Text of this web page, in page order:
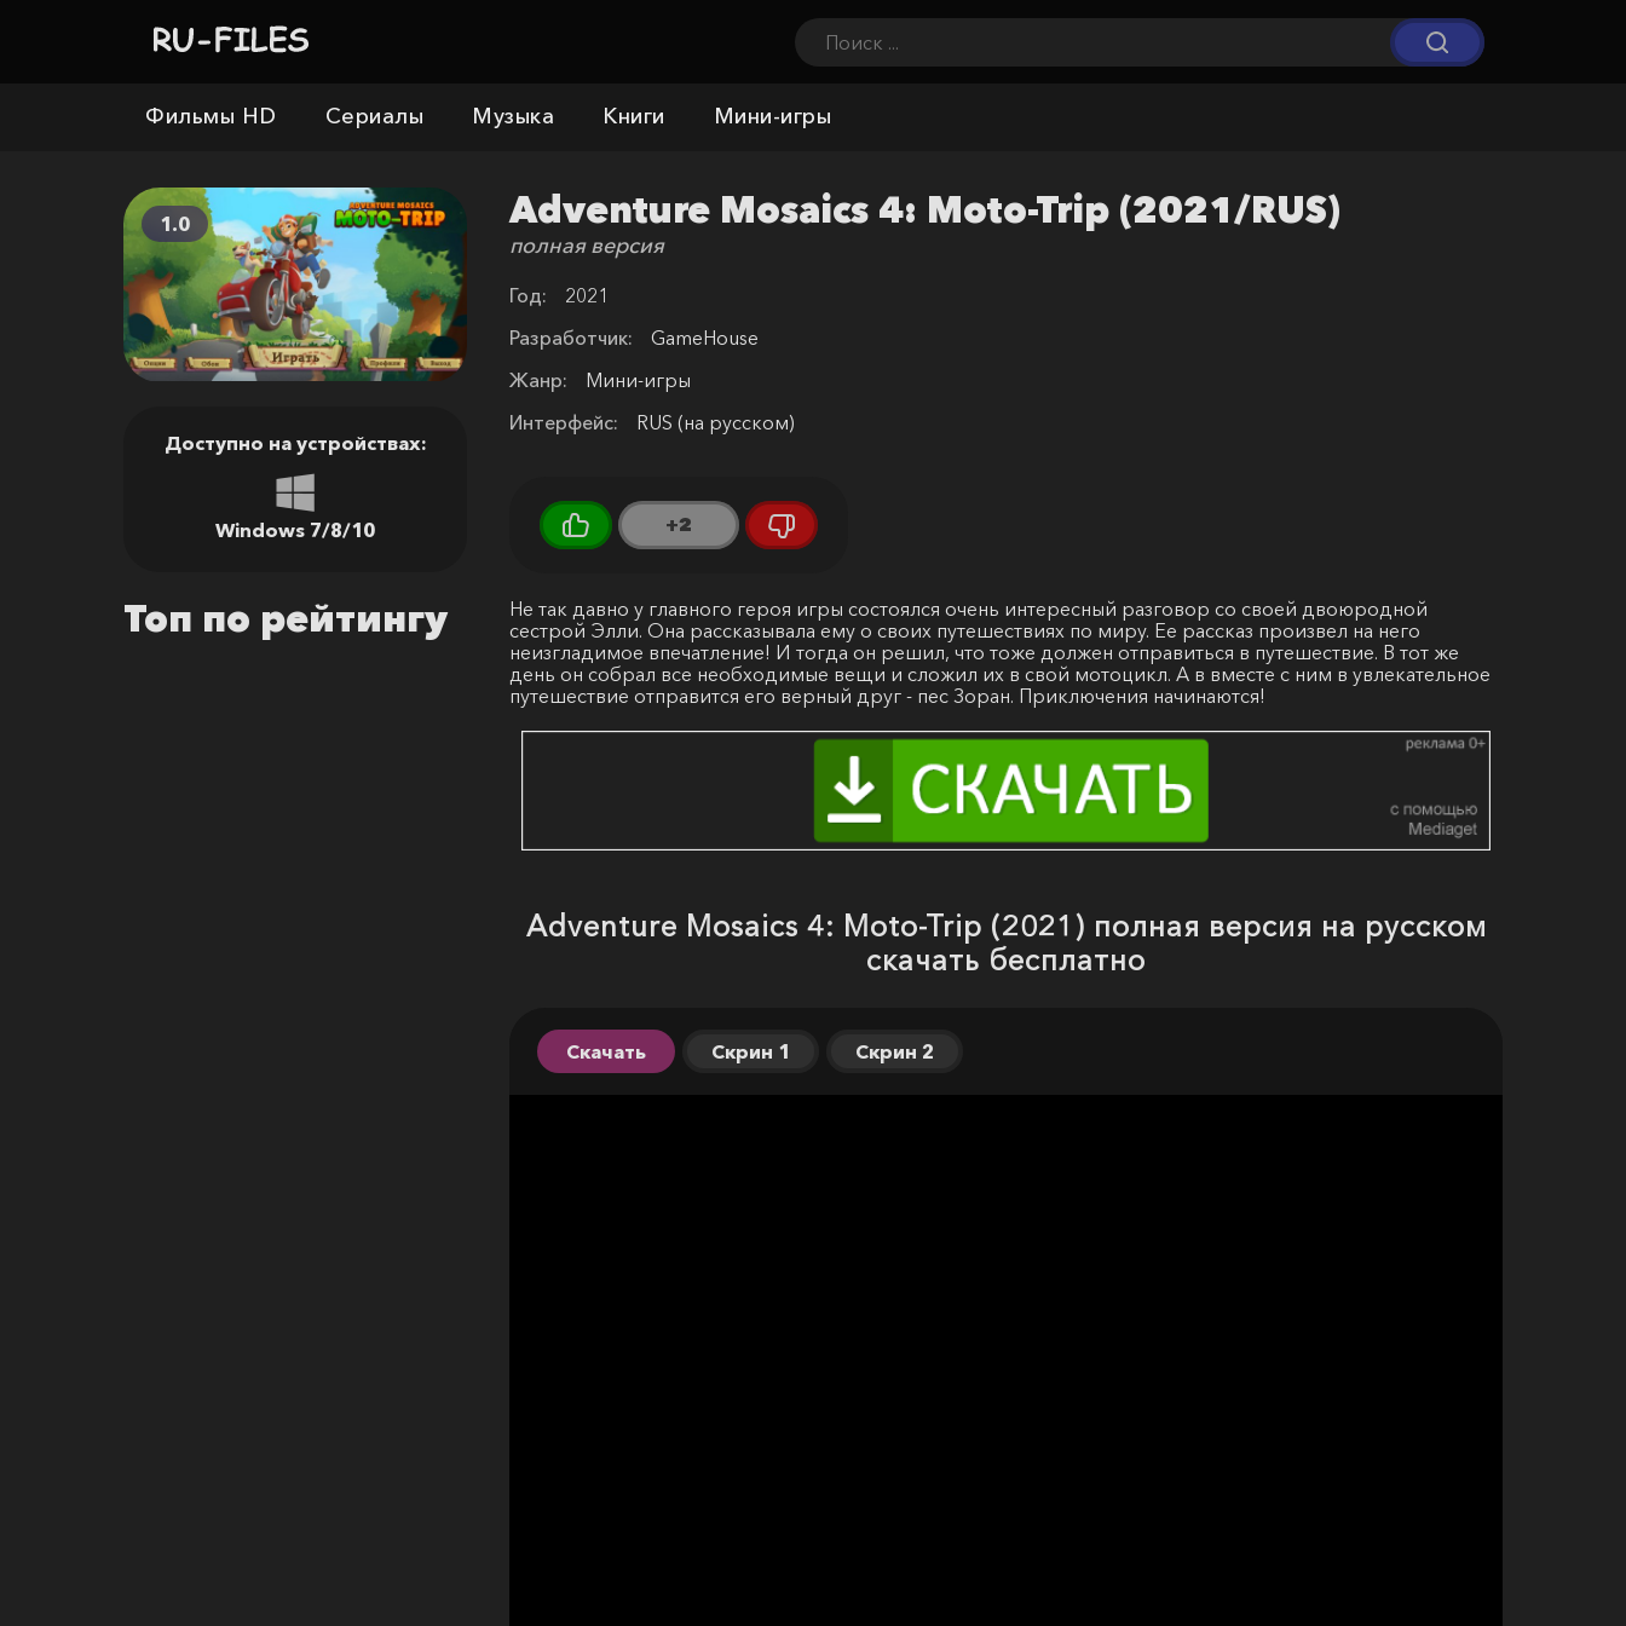
Фильмы HD Сериалы Музыка Книги Мини-игры
Adventure Mosaics 4: Moto-Trip (2021/RUS)
полная версия
Год:
2021
Разработчик:
GameHouse
Жанр:
Мини-игры
Интерфейс:
RUS (на русском)
+2
Не так давно у главного героя игры состоялся очень интересный разговор со своей двоюродной
сестрой Элли. Она рассказывала ему о своих путешествиях по миру. Ее рассказ произвел на него
неизгладимое впечатление! И тогда он решил, что тоже должен отправиться в путешествие. В тот же
день он собрал все необходимые вещи и сложил их в свой мотоцикл. А в вместе с ним в увлекательное
путешествие отправится его верный друг - пес Зоран. Приключения начинаются!
Adventure Mosaics 4: Moto-Trip (2021) полная версия на русском
скачать бесплатно
Скачать Скрин 1 Скрин 2
1.0
Доступно на устройствах:
Windows 7/8/10
Топ по рейтингу